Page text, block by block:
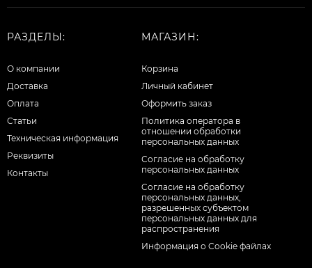
РАЗДЕЛЫ:
О компании
Доставка
Оплата
Статьи
Техническая информация
Реквизиты
Контакты
МАГАЗИН:
Корзина
Личный кабинет
Оформить заказ
Политика оператора в
отношении обработки
персональных данных
Согласие на обработку
персональных данных
Cогласие на обработку
персональных данных,
разрешенных субъектом
персональных данных для
распространения
Информация о Cookie файлах